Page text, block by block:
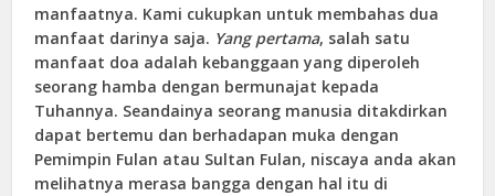
manfaatnya. Kami cukupkan untuk membahas dua
manfaat darinya saja. Yang pertama, salah satu
manfaat doa adalah kebanggaan yang diperoleh
seorang hamba dengan bermunajat kepada
Tuhannya. Seandainya seorang manusia ditakdirkan
dapat bertemu dan berhadapan muka dengan
Pemimpin Fulan atau Sultan Fulan, niscaya anda akan
melihatnya merasa bangga dengan hal itu di